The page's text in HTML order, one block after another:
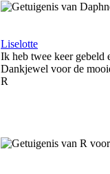
Liselotte
Ik heb twee keer gebeld
Dankjewel voor de
R